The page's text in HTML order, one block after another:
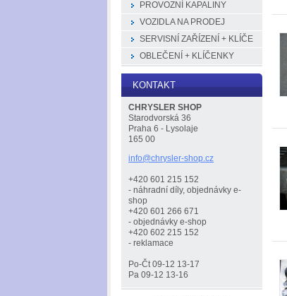
PROVOZNÍ KAPALINY
VOZIDLA NA PRODEJ
SERVISNÍ ZAŘÍZENÍ + KLÍČE
OBLEČENÍ + KLÍČENKY
KONTAKT
CHRYSLER SHOP
Starodvorská 36
Praha 6 - Lysolaje
165 00
info@chrysler-shop.cz
+420 601 215 152
- náhradní díly, objednávky e-
shop
+420 601 266 671
- objednávky e-shop
+420 602 215 152
- reklamace
Po-Čt 09-12 13-17
Pa 09-12 13-16